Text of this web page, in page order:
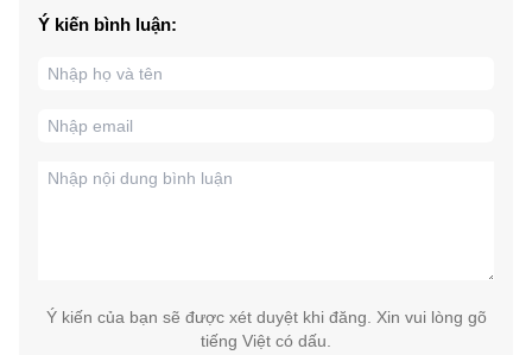
Ý kiến bình luận:
Ý kiến của bạn sẽ được xét duyệt khi đăng. Xin vui lòng gõ
tiếng Việt có dấu.